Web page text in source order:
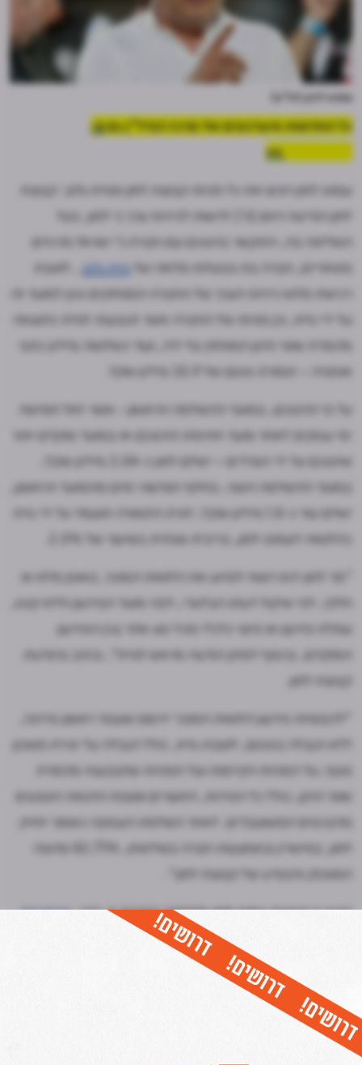
עמוס לוזון (יח"צ)
כל החדשות והעדכונים של מרכז הנדל"ן גםב-
WhatsApp >>
עמוס לוזון רוכש את כל מניות קבוצת לוזון מגזית גלוב: קבוצת
לוזון הודיעה היום (ה') לרשות לניירות ערך כי לוזון, בעל
השליטה בה, התקשר בהסכם עם חברת ג'י ישראל מרכזים
מסחריים, חברה בת בבעלות מלאה של גזית גלוב , לטובת
רכישת מלוא ניירות הערך של החברה המוחזקים נכון למועד זה
על ידי גזית, וכן מניות של החברה אשר תנבענה לגזית כתוצאה
מהמרת שטר ההון המוחזק על ידה, ועוד כשלושה מיליון כתבי
אופציה – תמורת סכום של 35.9 מיליון שקל.
על פי ההסכם, במועד ההשלמה הראשון - אשר יחול חמישה
ימי עסקים לאחר מועד חתימת ההסכם או במועד מוקדם יותר
שיוסכם על ידי הצדדים – ישלם לוזון כ-3.54 מיליון שקל;
במועד ההשלמה השני, בחלוף חמישה ימים מהמועד הראשון,
ישלם עוד כ-1.8 מיליון שקל; יתרת התמורה תועמד על ידי גזית
כהלוואה לעמוס לוזון, בריבית שנתית בשיעור של 3.5%.
"מר לוזון יהא רשאי לפרוע את הלוואת המוכר, באופן מלא או
חלקי, לפי שיקול דעתו הבלעדי, לפני מועד הפירעון וללא קנס,
עמלת פירעון או פיצוי כלכלי מכל סוג אחר בגין הפירעון
המוקדם, בכפוף למתן הודעה מראש לגזית", נכתב בהודעת
קבוצת לוזון.
"להבטחת פירעון הלוואת המוכר יירשם שעבוד ראשון בדרגה,
ללא הגבלה בסכום, לטובת גזית, כולל הגבלה על יצירת משכון
נוסף, על המניות הקיימות ועל המניות שתנבענה מהמרת
שטר ההון, כולל כל הפירות, התוצרים וטובות ההנאה הנובעים
מהנכסים המשועבדים. לאחר השלמת העסקה כאמור יחזיק
לוזון, במישרין ובאמצעות חברה בשליטתו, 83.71% מהונה
המונפק והנפרע של קבוצת לוזון".
נזכיר כי קבוצת עמוס לוזון מחזיקה בחברת א. דורי,שנמצאת
בהליך הקפאת הליכים בימים אלו. א. דורי, שבעבר הייתה
חברת הנדל"ן מהבולטות בישראל, משמשת כזרוע הביצועית
של קבוצת לוזון.גזית גלוב
שנים, הזרימה אל א. דורי כספים רבים, שלא הצילו אותה
מהגורל שאליו נקלעה.